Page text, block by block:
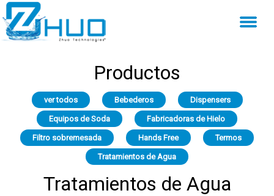
Productos
ver todos Bebederos Dispensers
Equipos de Soda Fabricadoras de Hielo
Filtro sobremesada Hands Free Termos
Tratamientos de Agua
Tratamientos de Agua